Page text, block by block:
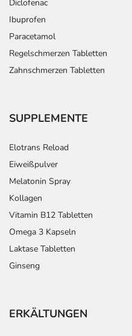
Diclofenac
Ibuprofen
Paracetamol
Regelschmerzen Tabletten
Zahnschmerzen Tabletten
SUPPLEMENTE
Elotrans Reload
Eiweißpulver
Melatonin Spray
Kollagen
Vitamin B12 Tabletten
Omega 3 Kapseln
Laktase Tabletten
Ginseng
ERKÄLTUNGEN